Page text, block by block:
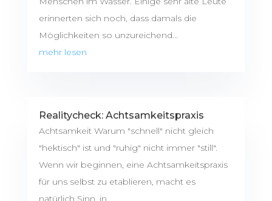
erinnerten sich noch, dass damals die
Möglichkeiten so unzureichend...
mehr lesen
Realitycheck: Achtsamkeitspraxis
Achtsamkeit Warum "schnell" nicht gleich
"hektisch" ist und "ruhig" nicht immer "still".
Wenn wir beginnen, eine Achtsamkeitspraxis
für uns selbst zu etablieren, macht es
natürlich Sinn, in...